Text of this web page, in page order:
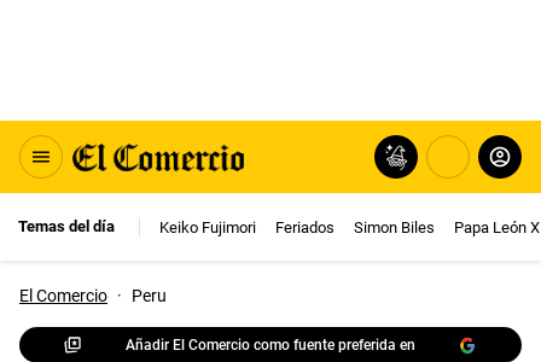
Temas del día Keiko Fujimori Feriados Simon Biles Papa León
El Comercio · Peru
Añadir El Comercio como fuente preferida en